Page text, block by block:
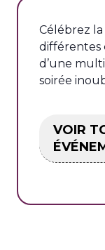
Célébrez
différentes
d’une
soirée
VOIR